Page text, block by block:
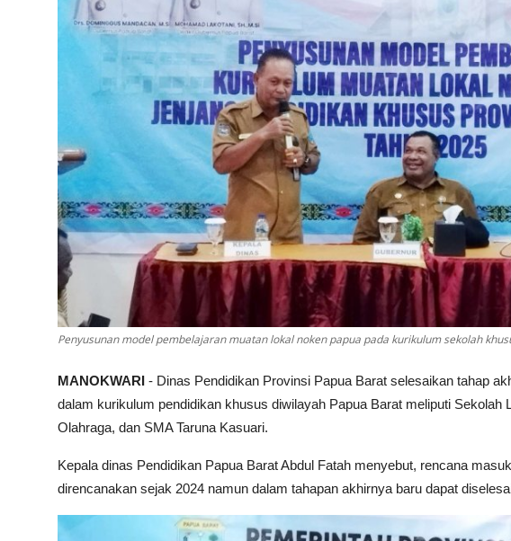
Penyusunan model pembelajaran muatan lokal noken papua pada kurikulum sekolah
MANOKWARI - Dinas Pendidikan Provinsi Papua Barat selesaikan tahap
dalam kurikulum pendidikan khusus diwilayah Papua Barat meliputi Sekolah
Olahraga, dan SMA Taruna Kasuari.
Kepala dinas Pendidikan Papua Barat Abdul Fatah menyebut, rencana
direncanakan sejak 2024 namun dalam tahapan akhirnya baru dapat